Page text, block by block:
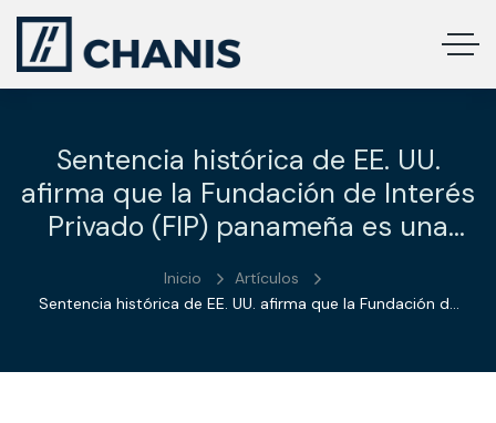
Sentencia histórica de EE. UU.
afirma que la Fundación de Interés
Privado (FIP) panameña es una
protección de activos.
Inicio
Artículos
Sentencia histórica de EE. UU. afirma que la Fundación de